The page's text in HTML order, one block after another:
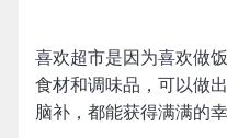
喜欢超市是因为喜欢做
食材和调味品，可以做
脑补，都能获得满满的幸